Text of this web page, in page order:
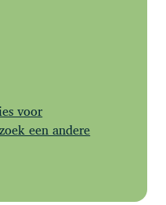
voor
een andere